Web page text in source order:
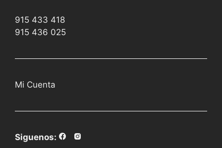
915 433 418
915 436 025
Mi Cuenta
Siguenos: